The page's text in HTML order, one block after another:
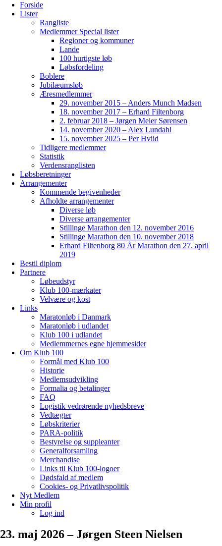
Forside
Lister
Rangliste
Medlemmer Special lister
Regioner og kommuner
Lande
100 hurtigste løb
Løbsfordeling
Boblere
Jubilæumsløb
Æresmedlemmer
29. november 2015 – Anders Munch Madsen
18. november 2017 – Erhard Filtenborg
2. februar 2018 – Jørgen Meier Sørensen
14. november 2020 – Alex Lundahl
15. november 2025 – Per Hviid
Tidligere medlemmer
Statistik
Verdensranglisten
Løbsberetninger
Arrangementer
Kommende begivenheder
Afholdte arrangementer
Diverse løb
Diverse arrangementer
Stillinge Marathon den 12. november 2016
Stillinge Marathon den 10. november 2018
Erhard Filtenborg 80 År Marathon den 27. april
2019
Bestil diplom
Partnere
Løbeudstyr
Klub 100-mærkater
Velvære og kost
Links
Maratonløb i Danmark
Maratonløb i udlandet
Klub 100 i udlandet
Medlemmernes egne hjemmesider
Om Klub 100
Formål med Klub 100
Historie
Medlemsudvikling
Formalia og betalinger
FAQ
Logistik vedrørende nyhedsbreve
Vedtægter
Løbskriterier
PARA-politik
Bestyrelse og suppleanter
Generalforsamling
Merchandise
Links til Klub 100-logoer
Dødsfald af medlem
Cookies- og Privatlivspolitik
Nyt Medlem
Min profil
Log ind
23. maj 2026 – Jørgen Steen Nielsen